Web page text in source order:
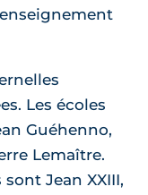
Les écoles
Guéhenno,
Lemaître.
Jean XXIII,